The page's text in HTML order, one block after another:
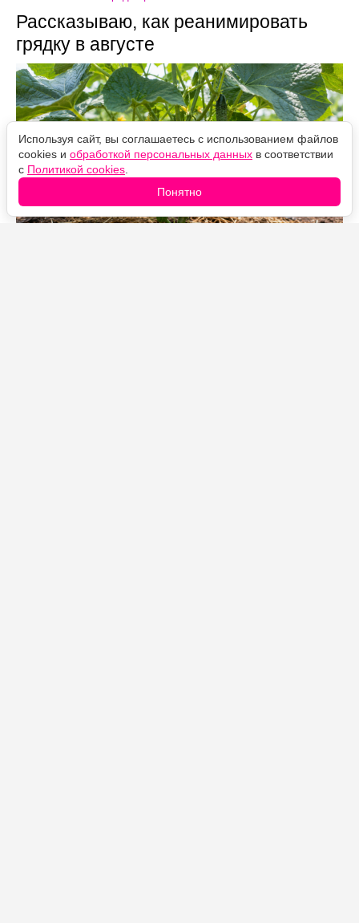
Рассказываю, как реанимировать
грядку в августе
Используя сайт, вы соглашаетесь с использованием файлов
cookies и обработкой персональных данных в соответствии
с Политикой cookies
Понятно